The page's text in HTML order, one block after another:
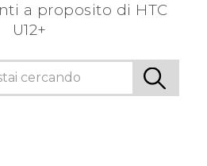
a proposito di HTC
U12+